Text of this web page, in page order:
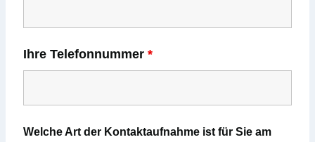
Ihre Telefonnummer *
Welche Art der Kontaktaufnahme ist für Sie am